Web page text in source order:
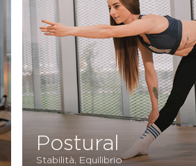
Postural
Stabilità, Equilibrio